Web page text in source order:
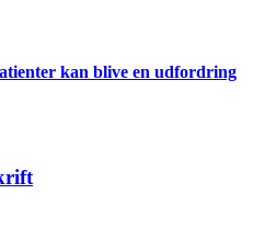
kan blive en udfordring